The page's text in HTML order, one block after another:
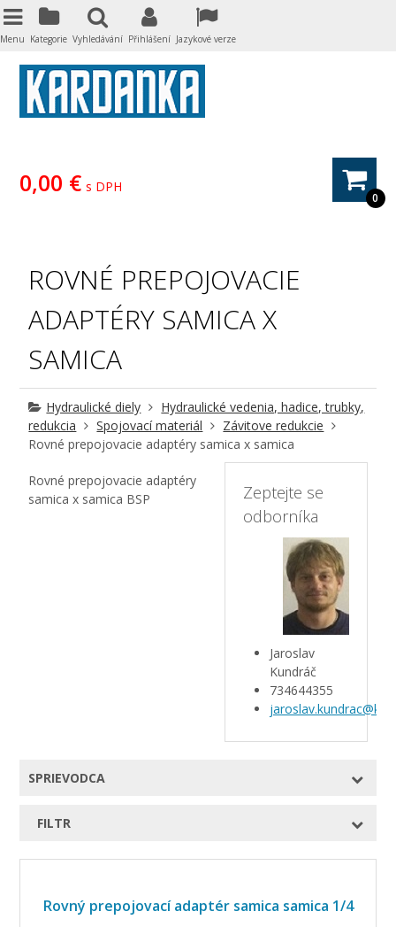
0
0,00 € s DPH
ROVNÉ PREPOJOVACIE
ADAPTÉRY SAMICA X
SAMICA
Hydraulické diely
Hydraulické vedenia, hadice, trubky,
redukcia
Spojovací materiál
Závitove redukcie
Rovné prepojovacie adaptéry samica x samica
Zeptejte se
odborníka
Jaroslav
Kundráč
734644355
Rovné prepojovacie adaptéry
samica x samica BSP
SPRIEVODCA
FILTR
Rovný prepojovací adaptér samica samica 1/4
Menu Kategorie Vyhledávání Přihlášení Jazykové verze